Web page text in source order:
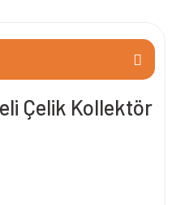
Çelik Kollektör